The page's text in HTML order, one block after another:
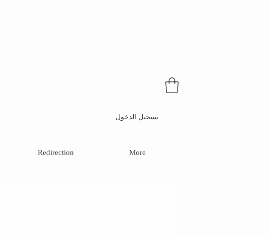
تسجيل الدخول
Redirection More